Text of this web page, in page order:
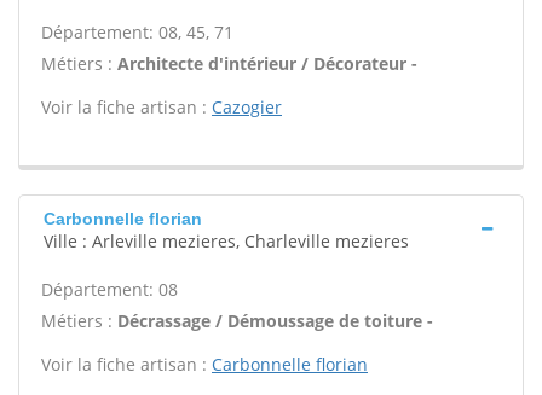
Département: 08, 45, 71
Métiers : Architecte d'intérieur / Décorateur -
Voir la fiche artisan : Cazogier
Carbonnelle florian
Ville : Arleville mezieres, Charleville mezieres
Département: 08
Métiers : Décrassage / Démoussage de toiture -
Voir la fiche artisan : Carbonnelle florian